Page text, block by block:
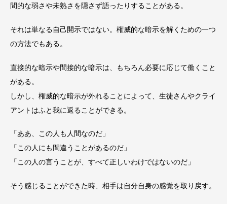
間的な弱さや未熟さを隠さず語ったりすることがある。
それは単なる自己開示ではない。権威的な暗示を解くための一つ
の方法でもある。
直接的な暗示や間接的な暗示は、もちろん必要に応じて働くこと
がある。
しかし、権威的な暗示が外れることによって、生徒さんやクライ
アントはふと我に返ることができる。
「ああ、この人も人間なのだ」
「この人にも間違うことがあるのだ」
「この人の言うことが、すべて正しいわけではないのだ」
そう感じることができた時、相手は自分自身の感覚を取り戻す。